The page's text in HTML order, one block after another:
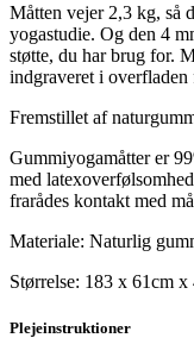
Måtten vejer 2,3 kg, så
yogastudie. Og den 4
støtte, du har brug for.
indgraveret i
Fremstillet af
Gummiyogamåtter er
med
frarådes kontakt med
Materiale: Naturlig
Størrelse: 183 x 61cm x
Plejeinstruktioner